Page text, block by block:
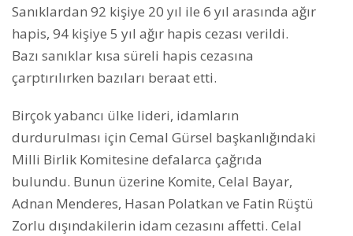
Sanıklardan 92 kişiye 20 yıl ile 6 yıl arasında ağır
hapis, 94 kişiye 5 yıl ağır hapis cezası verildi.
Bazı sanıklar kısa süreli hapis cezasına
çarptırılırken bazıları beraat etti.
Birçok yabancı ülke lideri, idamların
durdurulması için Cemal Gürsel başkanlığındaki
Milli Birlik Komitesine defalarca çağrıda
bulundu. Bunun üzerine Komite, Celal Bayar,
Adnan Menderes, Hasan Polatkan ve Fatin Rüştü
Zorlu dışındakilerin idam cezasını affetti. Celal